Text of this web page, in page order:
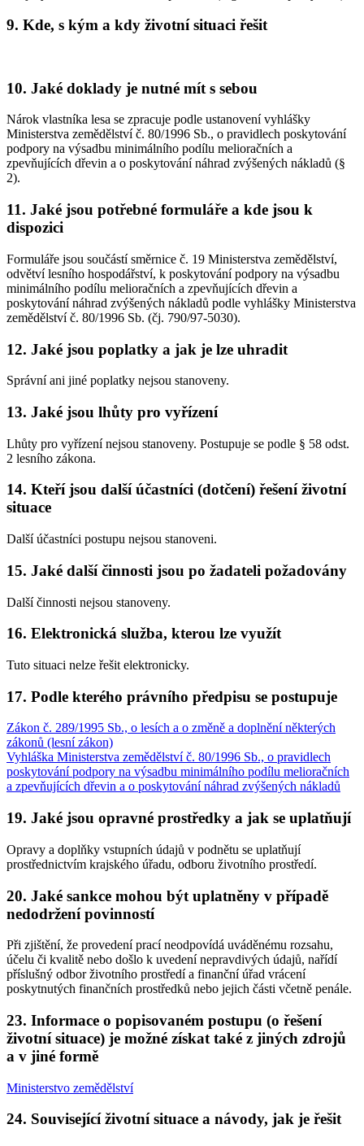
9. Kde, s kým a kdy životní situaci řešit
10. Jaké doklady je nutné mít s sebou
Nárok vlastníka lesa se zpracuje podle ustanovení vyhlášky
Ministerstva zemědělství č. 80/1996 Sb., o pravidlech poskytování
podpory na výsadbu minimálního podílu melioračních a
zpevňujících dřevin a o poskytování náhrad zvýšených nákladů (§
2).
11. Jaké jsou potřebné formuláře a kde jsou k
dispozici
Formuláře jsou součástí směrnice č. 19 Ministerstva zemědělství,
odvětví lesního hospodářství, k poskytování podpory na výsadbu
minimálního podílu melioračních a zpevňujících dřevin a
poskytování náhrad zvýšených nákladů podle vyhlášky Ministerstva
zemědělství č. 80/1996 Sb. (čj. 790/97-5030).
12. Jaké jsou poplatky a jak je lze uhradit
Správní ani jiné poplatky nejsou stanoveny.
13. Jaké jsou lhůty pro vyřízení
Lhůty pro vyřízení nejsou stanoveny. Postupuje se podle § 58 odst.
2 lesního zákona.
14. Kteří jsou další účastníci (dotčení) řešení životní
situace
Další účastníci postupu nejsou stanoveni.
15. Jaké další činnosti jsou po žadateli požadovány
Další činnosti nejsou stanoveny.
16. Elektronická služba, kterou lze využít
Tuto situaci nelze řešit elektronicky.
17. Podle kterého právního předpisu se postupuje
Zákon č. 289/1995 Sb., o lesích a o změně a doplnění některých
zákonů (lesní zákon)
Vyhláška Ministerstva zemědělství č. 80/1996 Sb., o pravidlech
poskytování podpory na výsadbu minimálního podílu melioračních
a zpevňujících dřevin a o poskytování náhrad zvýšených nákladů
19. Jaké jsou opravné prostředky a jak se uplatňují
Opravy a doplňky vstupních údajů v podnětu se uplatňují
prostřednictvím krajského úřadu, odboru životního prostředí.
20. Jaké sankce mohou být uplatněny v případě
nedodržení povinností
Při zjištění, že provedení prací neodpovídá uváděnému rozsahu,
účelu či kvalitě nebo došlo k uvedení nepravdivých údajů, nařídí
příslušný odbor životního prostředí a finanční úřad vrácení
poskytnutých finančních prostředků nebo jejich části včetně penále.
23. Informace o popisovaném postupu (o řešení
životní situace) je možné získat také z jiných zdrojů
a v jiné formě
Ministerstvo zemědělství
24. Související životní situace a návody, jak je řešit